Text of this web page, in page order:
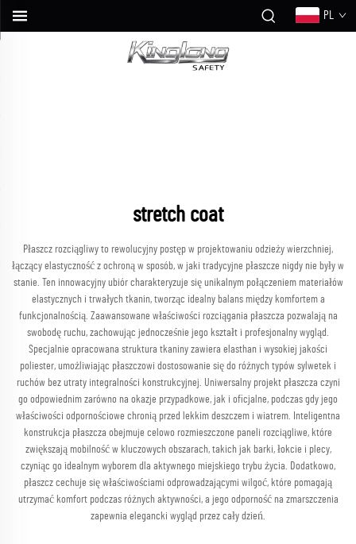
PL
stretch coat
Płaszcz rozciągliwy to rewolucyjny postęp w projektowaniu odzieży wierzchniej,
łączący elastyczność z ochroną w sposób, w jaki tradycyjne płaszcze nigdy nie były w
stanie. Ten innowacyjny ubiór charakteryzuje się unikalnym połączeniem materiałów
elastycznych i trwałych tkanin, tworząc idealny balans między komfortem a
funkcjonalnością. Zaawansowane właściwości rozciągania płaszcza pozwalają na
swobodę ruchu, zachowując jednocześnie jego kształt i profesjonalny wygląd.
Specjalnie opracowana struktura tkaniny zawiera elasthan i wysokiej jakości
poliester, umożliwiając płaszczowi dostosowanie się do różnych typów sylwetek i
ruchów bez utraty integralności konstrukcyjnej. Uniwersalny projekt płaszcza czyni
go odpowiednim zarówno na okazje przypadkowe, jak i oficjalne, podczas gdy jego
właściwości odpornościowe chronią przed lekkim deszczem i wiatrem. Inteligentna
konstrukcja płaszcza obejmuje celowo rozmieszczone paneli rozciągliwe, które
zwiększają mobilność w kluczowych obszarach, takich jak barki, łokcie i plecy,
czyniąc go idealnym wyborem dla aktywnego miejskiego trybu życia. Dodatkowo,
płaszcz cechuje się właściwościami odprowadzającymi wilgoć, które pomagają
utrzymać komfort podczas różnych aktywności, a jego odporność na zmarszczenia
zapewnia elegancki wygląd przez cały dzień.